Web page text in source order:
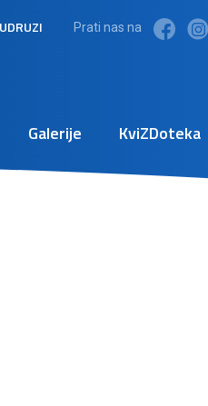
Prati nas na
Galerije KviZDoteka